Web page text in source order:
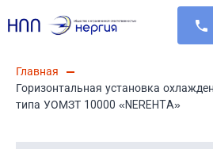
Главная
Горизонтальная установка
типа УОМЗТ 10000 «NEREHTA»